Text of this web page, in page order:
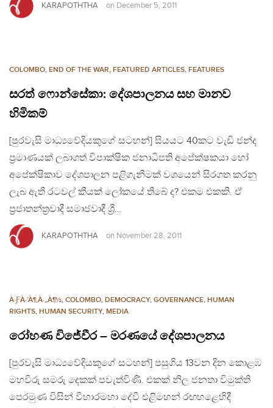
KARAPOTHTHA on December 5, 2011
COLOMBO, END OF THE WAR, FEATURED ARTICLES, FEATURES
සරත් ෆොන්සේකා: දේශපාලනය සහ මානව
හිමිකම්
[පුරවැසි මාධ්‍යවේදියකුගේ සටහන්] සියයට 40කට වැඩි ජන්ද
ප්‍රමාණයක් ලබාගත් විපාක්ෂික ජනාධිපති අපේක්ෂකයා හෝ
අපේක්ෂිකාව දේශපාලන පළිගැනීමක් වශයෙන් සිරගත කරනු
ලැබ ඇති රටවල් කීයක් ලෝකයේ තිබේ ද? එකම එකකි. ඒ
ප්‍රජාතන්ත්‍රවාදී සමාජවාදී ශ්‍රී…
KARAPOTHTHA on November 28, 2011
À·ƑÀ·’À¶‚À·„À¶½, COLOMBO, DEMOCRACY, GOVERNANCE, HUMAN
RIGHTS, HUMAN SECURITY, MEDIA
රෝහණ විජේවීර – මරණයේ දේශපාලනය
[පුරවැසි මාධ්‍යවේදියකුගේ සටහන්] පසුගිය 13වන දින කොළඹ
මහවිරු සමරු දෙකක් පවැත්විණි. එකක් නිල ජනතා විමුක්ති
පෙරමුණ විසින් විහාරමහා දේවී එළිමහන් රඟහළෙහිදී